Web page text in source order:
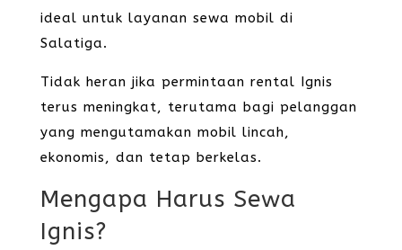
ideal untuk layanan sewa mobil di
Salatiga.
Tidak heran jika permintaan rental Ignis
terus meningkat, terutama bagi pelanggan
yang mengutamakan mobil lincah,
ekonomis, dan tetap berkelas.
Mengapa Harus Sewa
Ignis?